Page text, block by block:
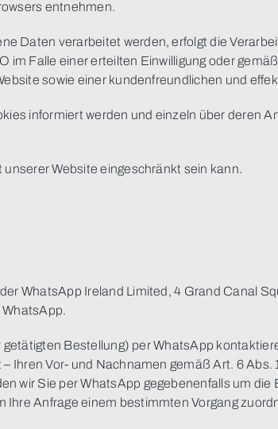
entnehmen.
Daten verarbeitet werden, erfolgt die
Falle einer erteilten Einwilligung oder
sowie einer kundenfreundlichen und
informiert werden und einzeln über deren
Website eingeschränkt sein kann.
WhatsApp Ireland Limited, 4 Grand Canal
WhatsApp.
Bestellung) per WhatsApp
Vor- und Nachnamen gemäß Art. 6 Abs.
wir Sie per WhatsApp gegebenenfalls um
Anfrage einem bestimmten Vorgang